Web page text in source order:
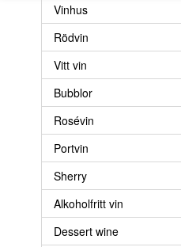
Vinhus
Rödvin
Vitt vin
Bubblor
Rosévin
Portvin
Sherry
Alkoholfritt vin
Dessert wine